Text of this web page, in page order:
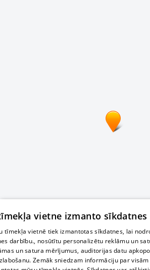
vietne izmanto sīkdatnes
tīmekļa vietnē tiek izmantotas sīkdatnes, lai
darbību., nosūtītu personalizētu reklāmu un
un satura mērījumus, auditorijas datu
Zemāk sniedzam informāciju par